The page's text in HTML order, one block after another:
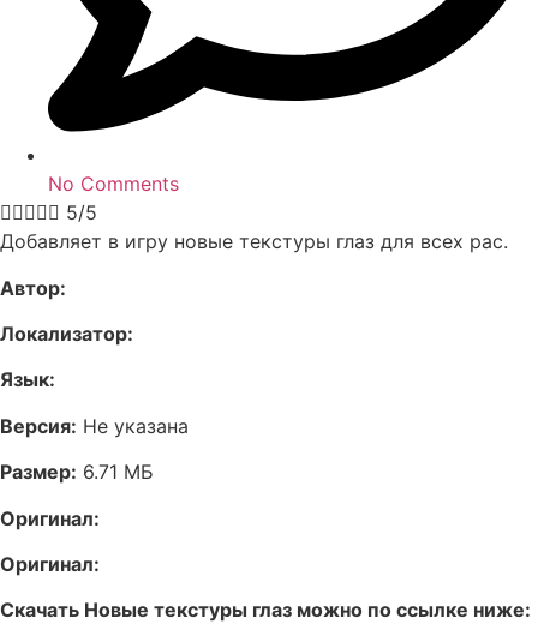
No Comments
 5/5
Добавляет в игру новые текстуры глаз для всех рас.
Автор:
Локализатор:
Язык:
Версия: Не указана
Размер: 6.71 МБ
Оригинал:
Оригинал:
Скачать Новые текстуры глаз можно по ссылке ниже: